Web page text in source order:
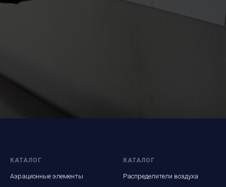
КАТАЛОГ
Аэрационные элементы
КАТАЛОГ
Распределители воздуха